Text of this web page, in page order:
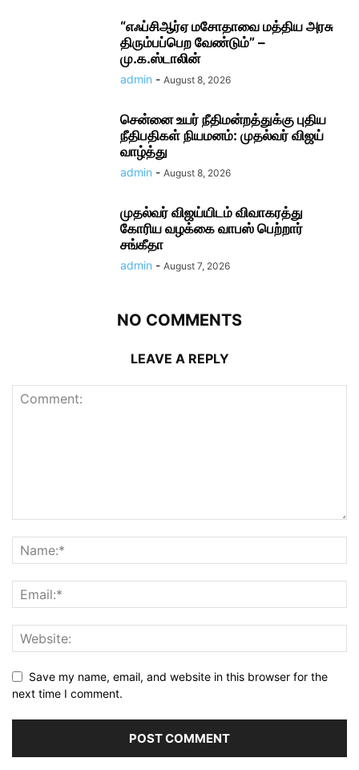
“எஃப்சிஆர்ஏ மசோதாவை மத்திய அரசு
திரும்பப்பெற வேண்டும்” –
மு.க.ஸ்டாலின்
admin - August 8, 2026
சென்னை உயர் நீதிமன்றத்துக்கு புதிய
நீதிபதிகள் நியமனம்: முதல்வர் விஜய்
வாழ்த்து
admin - August 8, 2026
முதல்வர் விஜய்யிடம் விவாகரத்து
கோரிய வழக்கை வாபஸ் பெற்றார்
சங்கீதா
admin - August 7, 2026
NO COMMENTS
LEAVE A REPLY
Save my name, email, and website in this browser for the
next time I comment.